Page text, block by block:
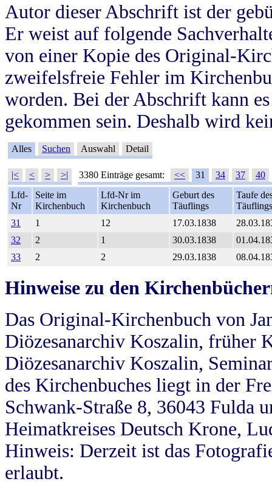
Autor dieser Abschrift ist der
Er weist auf folgende
von einer Kopie des Original-
zweifelsfreie Fehler im
worden. Bei der Abschrift kann
gekommen sein. Deshalb wird
Alles Suchen Auswahl Detail
|< < > >| 3380 Einträge gesamt: << 31 34 37
40
Lfd-
Nr
Seite im
Kirchenbuch
Lfd-Nr im
Kirchenbuch
Geburt des
Täuflings
Taufe
Täuflings
31
1 12 17.03.1838
32
2 1 30.03.1838
33
2 2 29.03.1838
Hinweise zu den
Das Original-Kirchenbuch von
Diözesanarchiv Koszalin, früher
Diözesanarchiv Koszalin,
des Kirchenbuches liegt in der
Schwank-Straße 8, 36043 Fulda
Heimatkreises Deutsch Krone,
Hinweis: Derzeit ist das
erlaubt.